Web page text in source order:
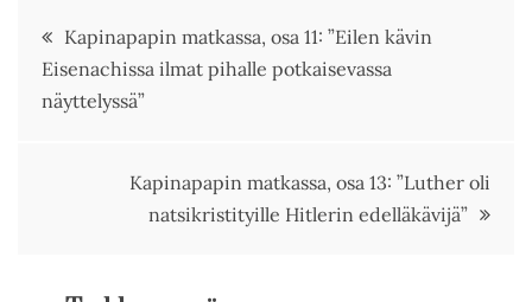
Artikkelien
selaus
Kapinapapin matkassa, osa 11: ”Eilen kävin
Eisenachissa ilmat pihalle potkaisevassa
näyttelyssä”
Kapinapapin matkassa, osa 13: ”Luther oli
natsikristityille Hitlerin edelläkävijä”